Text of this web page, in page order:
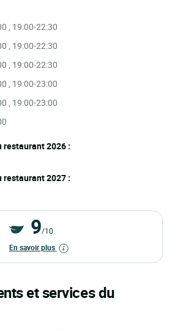
, 19:00-22:30
, 19:00-22:30
, 19:00-22:30
, 19:00-23:00
, 19:00-23:00
restaurant 2026 :
restaurant 2027 :
9/10
En savoir plus
et services du